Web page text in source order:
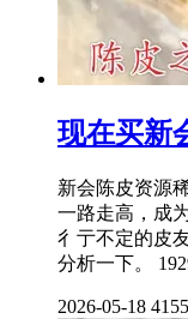
现在买新
新会陈皮资源
一路走高，成
彳亍不定的皮
分析一下。
2026-05-18 4155